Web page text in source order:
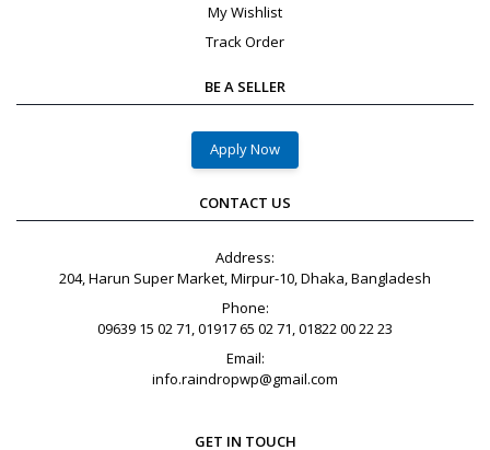
My Wishlist
Track Order
BE A SELLER
Apply Now
CONTACT US
Address:
204, Harun Super Market, Mirpur-10, Dhaka, Bangladesh
Phone:
09639 15 02 71, 01917 65 02 71, 01822 00 22 23
Email:
info.raindropwp@gmail.com
GET IN TOUCH